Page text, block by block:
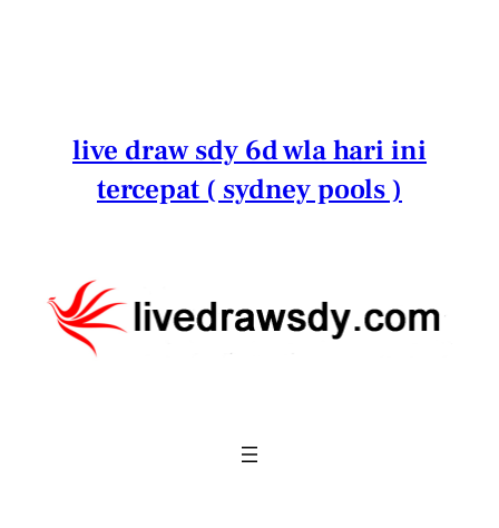
live draw sdy 6d wla hari ini
tercepat ( sydney pools )